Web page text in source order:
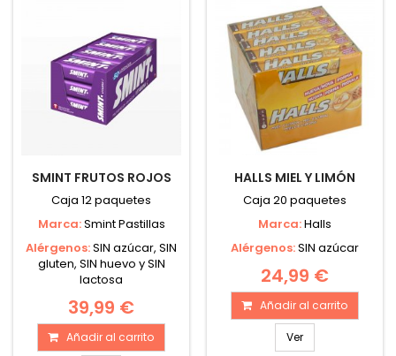
SMINT FRUTOS ROJOS
Caja 12 paquetes
Marca:Smint Pastillas
Alérgenos:SIN azúcar, SIN
gluten, SIN huevo y SIN
lactosa
39,99 €
Añadir al carrito
HALLS MIEL Y LIMÓN
Caja 20 paquetes
Marca:Halls
Alérgenos:SIN azúcar
24,99 €
Añadir al carrito
Ver